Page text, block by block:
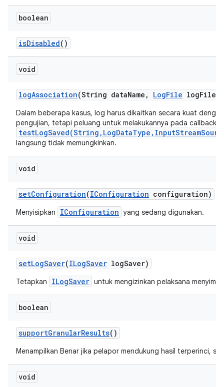
boolean
isDisabled()
void
logAssociation(String dataName , LogFile logFile)
Dalam beberapa kasus, log harus dikaitkan secara kuat
pengujian, tetapi peluang untuk melakukannya pada callback
langsung tidak memungkinkan.
void
setConfiguration(IConfiguration configuration)
Menyisipkan IConfiguration yang sedang digunakan.
void
setLogSaver(ILogSaver logSaver)
Tetapkan ILogSaver untuk mengizinkan pelaksana
boolean
supportGranularResults()
Menampilkan Benar jika pelapor mendukung hasil terperinci,
void